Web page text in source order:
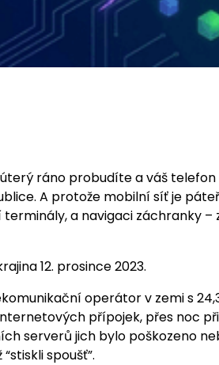
ráno probudíte a váš telefon
A protože mobilní síť je
a navigaci záchranky
12. prosince 2023.
operátor v zemi s
přípojek, přes noc
serverů jich bylo poškozeno
spoušť”.